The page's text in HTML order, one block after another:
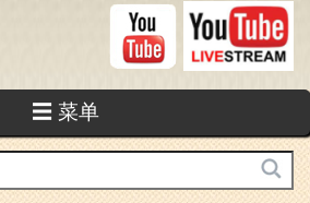
☰ 菜单